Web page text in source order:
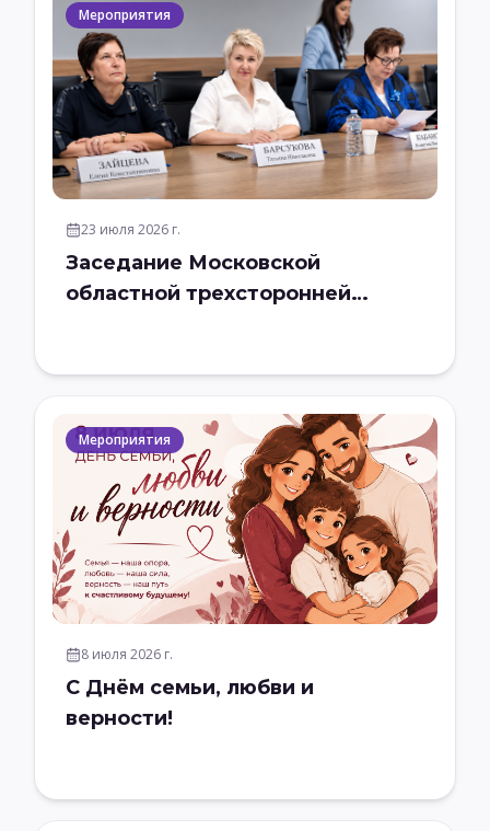
Мероприятия
23 июля 2026 г.
Заседание Московской
областной трехсторонней
Мероприятия
8 июля 2026 г.
С Днём семьи, любви и
верности!